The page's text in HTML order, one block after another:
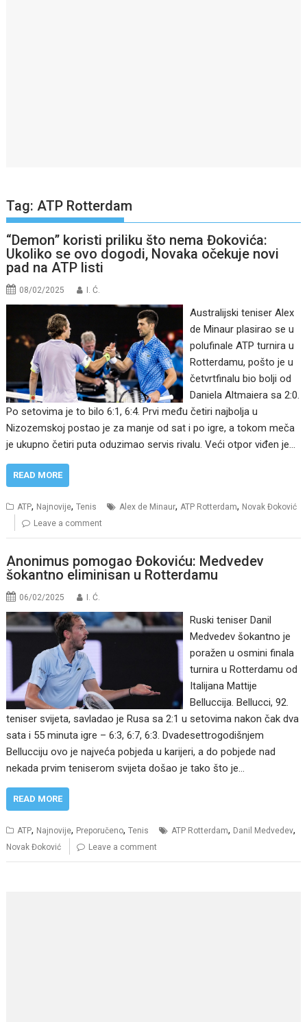
Tag:ATP Rotterdam
“Demon” koristi priliku što nema Đokovića:
Ukoliko se ovo dogodi, Novaka očekuje novi
pad na ATP listi
08/02/2025 I. Ć.
Australijski teniser Alex
de Minaur plasirao se u
polufinale ATP turnira u
Rotterdamu, pošto je u
četvrtfinalu bio bolji od
Daniela Altmaiera sa 2:0.
Po setovima je to bilo 6:1, 6:4. Prvi među četiri najbolja u
Nizozemskoj postao je za manje od sat i po igre, a tokom meča
je ukupno četiri puta oduzimao servis rivalu. Veći otpor viđen je…
READ MORE
ATP, Najnovije,Tenis Alex de Minaur,ATP Rotterdam, Novak Đoković
Leave a comment
Anonimus pomogao Đokoviću: Medvedev
šokantno eliminisan u Rotterdamu
06/02/2025 I. Ć.
Ruski teniser Danil
Medvedev šokantno je
poražen u osmini finala
turnira u Rotterdamu od
Italijana Mattije
Belluccija. Bellucci, 92.
teniser svijeta, savladao je Rusa sa 2:1 u setovima nakon čak dva
sata i 55 minuta igre – 6:3, 6:7, 6:3. Dvadesettrogodišnjem
Bellucciju ovo je najveća pobjeda u karijeri, a do pobjede nad
nekada prvim teniserom svijeta došao je tako što je…
READ MORE
ATP, Najnovije, Preporučeno,Tenis ATP Rotterdam, Danil Medvedev,
Novak Đoković Leave a comment